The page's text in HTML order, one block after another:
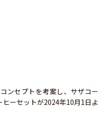
ンセプトを考案し、サザコー
ーセットが2024年10月1日よ